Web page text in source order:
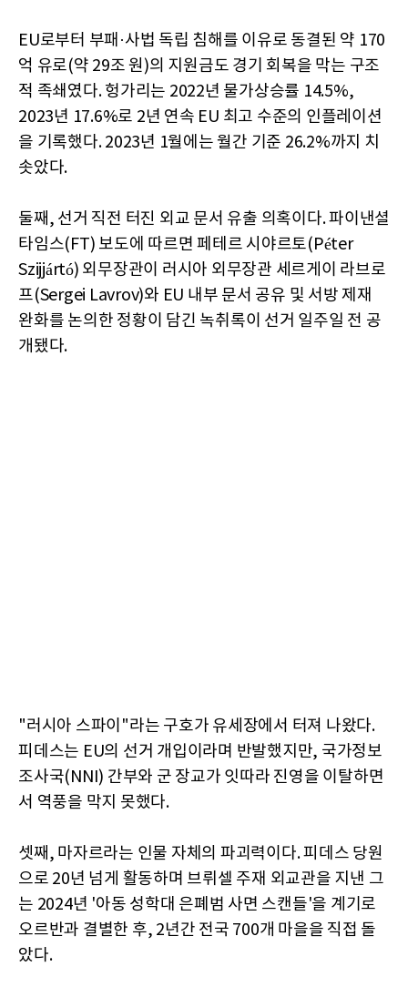
EU로부터 부패·사법 독립 침해를 이유로 동결된 약 170
억 유로(약 29조 원)의 지원금도 경기 회복을 막는 구조
적 족쇄였다. 헝가리는 2022년 물가상승률 14.5%,
2023년 17.6%로 2년 연속 EU 최고 수준의 인플레이션
을 기록했다. 2023년 1월에는 월간 기준 26.2%까지 치
솟았다.
둘째, 선거 직전 터진 외교 문서 유출 의혹이다. 파이낸셜
타임스(FT) 보도에 따르면 페테르 시야르토(Péter
Szijjártó) 외무장관이 러시아 외무장관 세르게이 라브로
프(Sergei Lavrov)와 EU 내부 문서 공유 및 서방 제재
완화를 논의한 정황이 담긴 녹취록이 선거 일주일 전 공
개됐다.
"러시아 스파이"라는 구호가 유세장에서 터져 나왔다.
피데스는 EU의 선거 개입이라며 반발했지만, 국가정보
조사국(NNI) 간부와 군 장교가 잇따라 진영을 이탈하면
서 역풍을 막지 못했다.
셋째, 마자르라는 인물 자체의 파괴력이다. 피데스 당원
으로 20년 넘게 활동하며 브뤼셀 주재 외교관을 지낸 그
는 2024년 '아동 성학대 은폐범 사면 스캔들'을 계기로
오르반과 결별한 후, 2년간 전국 700개 마을을 직접 돌
았다.